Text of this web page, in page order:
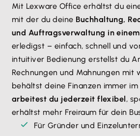
Mit Lexware Office erhältst du
mit der du deine Buchhaltung,
und Auftragsverwaltung in
erledigst – einfach, schnell und
intuitiver Bedienung erstellst du
Rechnungen und Mahnungen mit
behältst deine Finanzen immer im
arbeitest du jederzeit flexibel,
erhältst mehr Freiraum für dein
Für Gründer und